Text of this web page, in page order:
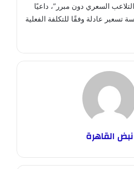
السعري دون مبرر”، داعيًا
تسعير عادلة وفقًا للتكلفة الفعلية
نبض القاهرة